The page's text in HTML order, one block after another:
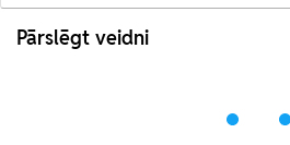
Pārslēgt veidni